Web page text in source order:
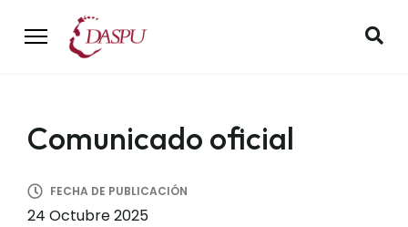
Comunicado oficial
FECHA DE PUBLICACIÓN
24 Octubre 2025